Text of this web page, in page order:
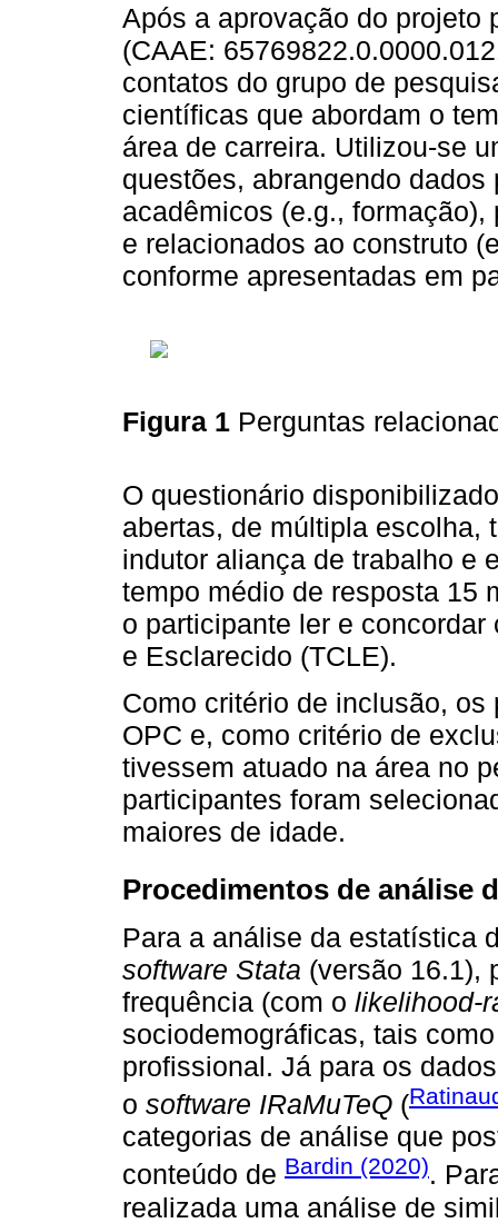
Após a aprovação do projeto
(CAAE:
contatos do grupo de
científicas que abordam o
área de carreira. Utilizou-se
questões, abrangendo
acadêmicos (e.g.,
e relacionados ao construto
conforme apresentadas em
Figura 1 Perguntas
O questionário
abertas, de múltipla escolha,
indutor aliança de trabalho e
tempo médio de resposta 15
o participante ler e
e Esclarecido (TCLE).
Como critério de inclusão,
OPC e, como critério de
tivessem atuado na área no
participantes foram
maiores de idade.
Procedimentos de análise
Para a análise da estatística
software Stata (versão 16.1),
frequência (com o likelihood-
sociodemográficas, tais
profissional. Já para os
o software IRaMuTeQ (
categorias de análise que
conteúdo de Bardin (2020).
realizada uma análise de